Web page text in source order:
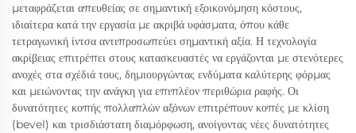
μεταφράζεται απευθείας σε σημαντική εξοικονόμηση κόστους,
ιδιαίτερα κατά την εργασία με ακριβά υφάσματα, όπου κάθε
τετραγωνική ίντσα αντιπροσωπεύει σημαντική αξία. Η τεχνολογία
ακρίβειας επιτρέπει στους κατασκευαστές να εργάζονται με στενότερες
ανοχές στα σχέδιά τους, δημιουργώντας ενδύματα καλύτερης φόρμας
και μειώνοντας την ανάγκη για επιπλέον περιθώρια ραφής. Οι
δυνατότητες κοπής πολλαπλών αξόνων επιτρέπουν κοπές με κλίση
(bevel) και τρισδιάστατη διαμόρφωση, ανοίγοντας νέες δυνατότητες